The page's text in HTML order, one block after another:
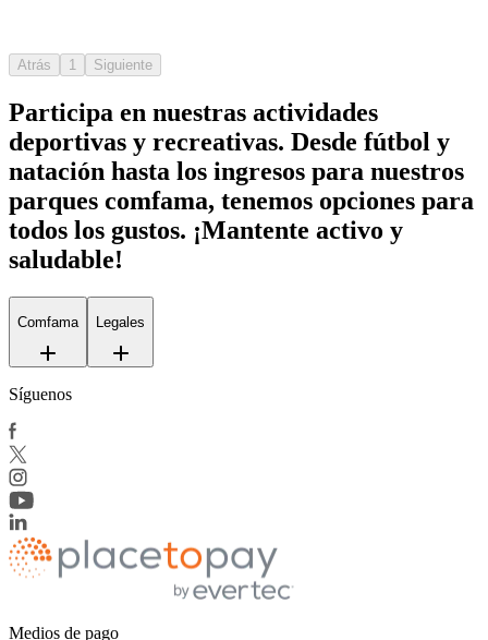
Atrás 1 Siguiente
Participa en nuestras actividades
deportivas y recreativas. Desde fútbol y
natación hasta los ingresos para nuestros
parques comfama, tenemos opciones para
todos los gustos. ¡Mantente activo y
saludable!
Comfama Legales
Síguenos
Medios de pago